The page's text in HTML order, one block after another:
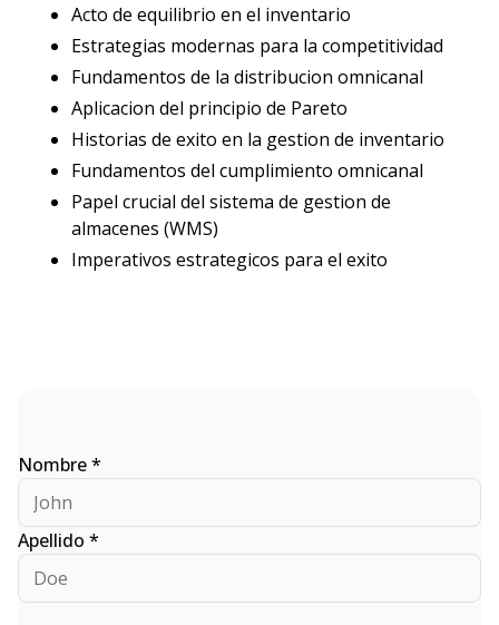
Acto de equilibrio en el inventario
Estrategias modernas para la competitividad
Fundamentos de la distribucion omnicanal
Aplicacion del principio de Pareto
Historias de exito en la gestion de inventario
Fundamentos del cumplimiento omnicanal
Papel crucial del sistema de gestion de
almacenes (WMS)
Imperativos estrategicos para el exito
Nombre *
Apellido *